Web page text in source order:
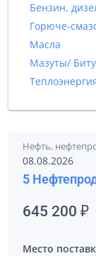
Бензин,
Горюче-
Масла
Мазуты/
Нефть,
08.08.2026
5
645 200 ₽
Место